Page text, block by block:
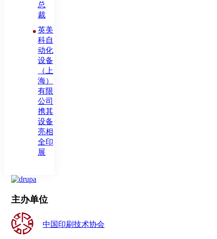
总
裁
英美
科自
动化
设备
（上
海）
有限
公司
携其
设备
亮相
全印
展
主办单位
中国印刷技术协会